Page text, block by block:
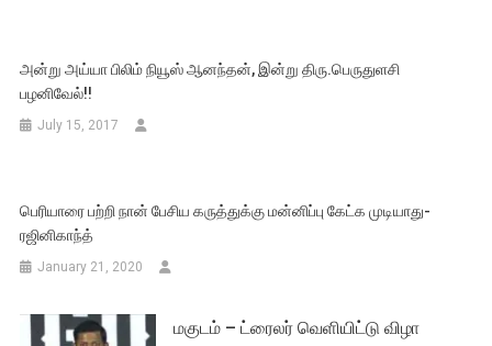
அன்று அய்யா பிலிம் நியூஸ் ஆனந்தன், இன்று திரு.பெருதுளசி
பழனிவேல்!!
July 15, 2017
பெரியாரை பற்றி நான் பேசிய கருத்துக்கு மன்னிப்பு கேட்க முடியாது-
ரஜினிகாந்த்
January 21, 2020
மகுடம் – ட்ரைலர் வெளியிட்டு விழா